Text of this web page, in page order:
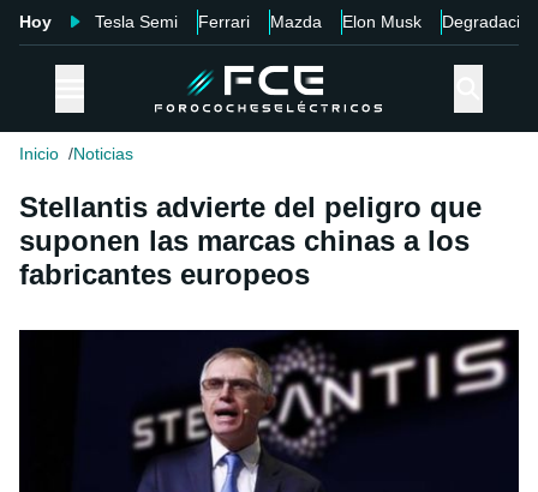
Hoy Tesla Semi Ferrari Mazda Elon Musk Degradación
Inicio Noticias
Stellantis advierte del peligro que
suponen las marcas chinas a los
fabricantes europeos